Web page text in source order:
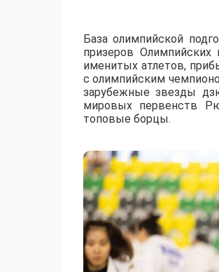
База олимпийской
призеров
именитых атлетов,
с олимпийским
зарубежные звезды
мировых первенств
топовые борцы.